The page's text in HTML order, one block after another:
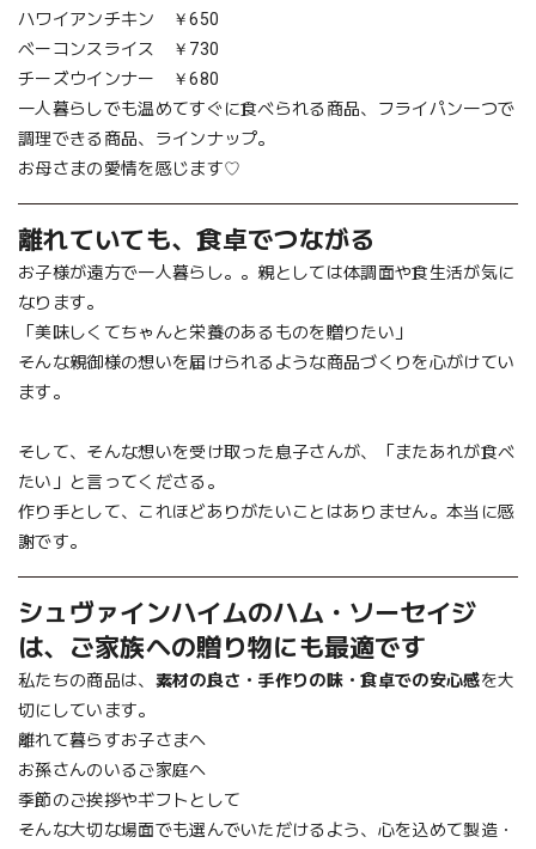
ハワイアンチキン ￥650
ベーコンスライス ￥730
チーズウインナー ￥680
一人暮らしでも温めてすぐに食べられる商品、フライパン一つで
調理できる商品、ラインナップ。
お母さまの愛情を感じます♡
離れていても、食卓でつながる
お子様が遠方で一人暮らし。。親としては体調面や食生活が気に
なります。
「美味しくてちゃんと栄養のあるものを贈りたい」
そんな親御様の想いを届けられるような商品づくりを心がけてい
ます。
そして、そんな想いを受け取った息子さんが、「またあれが食べ
たい」と言ってくださる。
作り手として、これほどありがたいことはありません。本当に感
謝です。
シュヴァインハイムのハム・ソーセイジ
は、ご家族への贈り物にも最適です
私たちの商品は、 素材の良さ・手作りの味・食卓での安心感を大
切にしています。
離れて暮らすお子さまへ
お孫さんのいるご家庭へ
季節のご挨拶やギフトとして
そんな大切な場面でも選んでいただけるよう、心を込めて製造・